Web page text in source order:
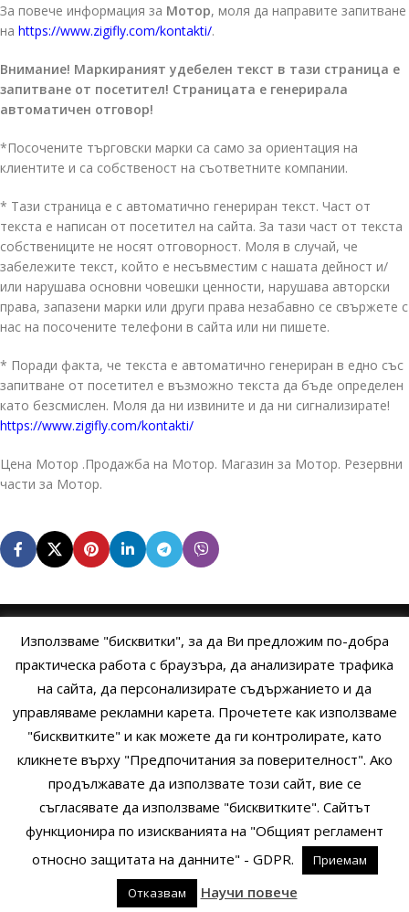
За повече информация за Мотор, моля да направите запитване
на https://www.zigifly.com/kontakti/.
Внимание! Маркираният удебелен текст в тази страница е
запитване от посетител! Страницата е генерирала
автоматичен отговор!
*Посочените търговски марки са само за ориентация на
клиентите и са собственост на съответните компании.
* Тази страница е с автоматично генериран текст. Част от
текста е написан от посетител на сайта. За тази част от текста
собствениците не носят отговорност. Моля в случай, че
забележите текст, който е несъвместим с нашата дейност и/
или нарушава основни човешки ценности, нарушава авторски
права, запазени марки или други права незабавно се свържете с
нас на посочените телефони в сайта или ни пишете.
* Поради факта, че текста е автоматично генериран в едно със
запитване от посетител е възможно текста да бъде определен
като безсмислен. Моля да ни извините и да ни сигнализирате!
https://www.zigifly.com/kontakti/
Цена Мотор .Продажба на Мотор. Магазин за Мотор. Резервни
части за Мотор.
ОБЩИ УСЛОВИЯ УСЛОВИЯ И ПРАВИЛА
ПОЛИТИКА НА БИСКВИТКИТЕПОЛИТИКА ЗА ПОВЕРИТЕЛНОСТ
Copyright © 2014 - 2024 Zigifly.com — Developed by We Work With
You
Използваме "бисквитки", за да Ви предложим по-добра
практическа работа с браузъра, да анализирате трафика
на сайта, да персонализирате съдържанието и да
управляваме рекламни карета. Прочетете как използваме
"бисквитките" и как можете да ги контролирате, като
кликнете върху "Предпочитания за поверителност". Ако
продължавате да използвате този сайт, вие се
съгласявате да използваме "бисквитките". Сайтът
функционира по изискванията на "Общият регламент
относно защитата на данните" - GDPR.
Приемам
Отказвам
Научи повече